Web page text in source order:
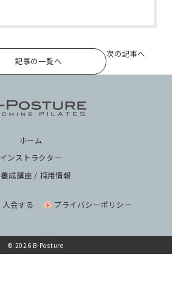
記事の一覧へ
次の記事へ
ホーム
インストラクター
養成講座 / 採用情報
入会する プライバシーポリシー
© 2026 B-Posture